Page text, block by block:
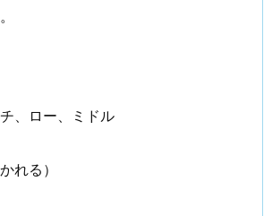
、ロー、ミドル
れる）